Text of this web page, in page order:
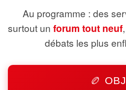
Au programme : des
surtout un forum tout neuf
débats les plus
🏉